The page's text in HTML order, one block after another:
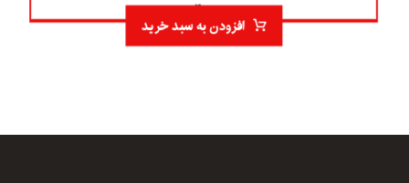
۴.۰
افزودن به سبد خرید